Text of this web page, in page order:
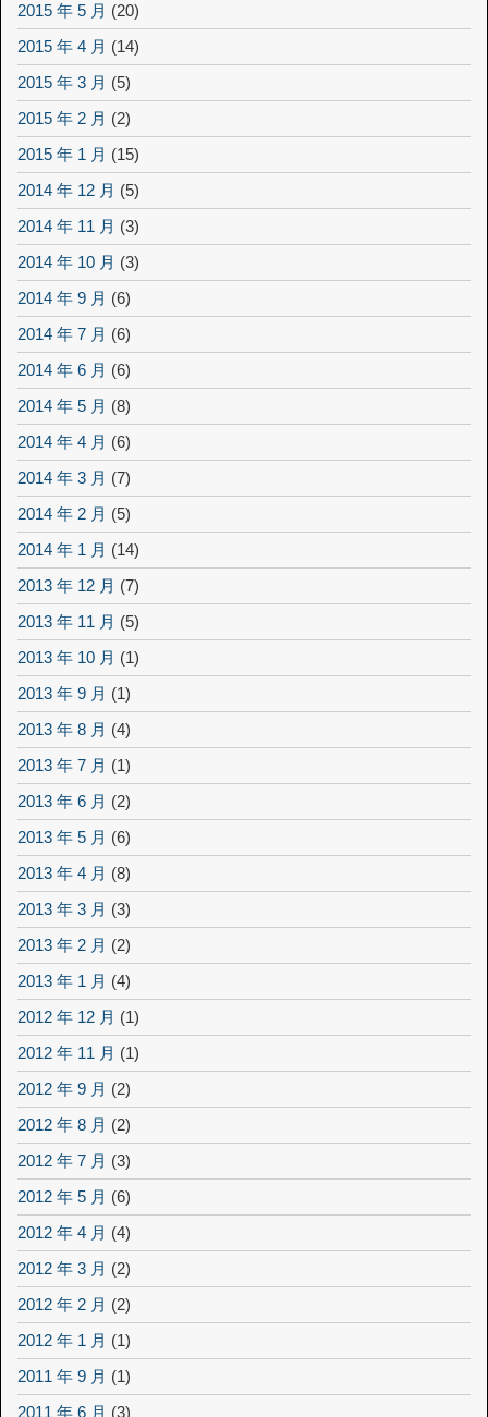
2015 年 5 月 (20)
2015 年 4 月 (14)
2015 年 3 月 (5)
2015 年 2 月 (2)
2015 年 1 月 (15)
2014 年 12 月 (5)
2014 年 11 月 (3)
2014 年 10 月 (3)
2014 年 9 月 (6)
2014 年 7 月 (6)
2014 年 6 月 (6)
2014 年 5 月 (8)
2014 年 4 月 (6)
2014 年 3 月 (7)
2014 年 2 月 (5)
2014 年 1 月 (14)
2013 年 12 月 (7)
2013 年 11 月 (5)
2013 年 10 月 (1)
2013 年 9 月 (1)
2013 年 8 月 (4)
2013 年 7 月 (1)
2013 年 6 月 (2)
2013 年 5 月 (6)
2013 年 4 月 (8)
2013 年 3 月 (3)
2013 年 2 月 (2)
2013 年 1 月 (4)
2012 年 12 月 (1)
2012 年 11 月 (1)
2012 年 9 月 (2)
2012 年 8 月 (2)
2012 年 7 月 (3)
2012 年 5 月 (6)
2012 年 4 月 (4)
2012 年 3 月 (2)
2012 年 2 月 (2)
2012 年 1 月 (1)
2011 年 9 月 (1)
2011 年 6 月 (3)